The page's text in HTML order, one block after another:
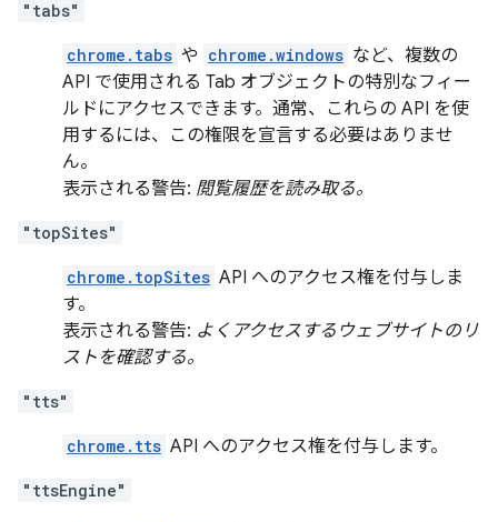
"tabs"
chrome.tabs や chrome.windows など、複数の
API で使用される Tab オブジェクトの特別なフィー
ルドにアクセスできます。通常、これらの API を使
用するには、この権限を宣言する必要はありませ
ん。
表示される警告: 閲覧履歴を読み取る。
"topSites"
chrome.topSites API へのアクセス権を付与しま
す。
表示される警告: よくアクセスするウェブサイトのリ
ストを確認する。
"tts"
chrome.tts API へのアクセス権を付与します。
"ttsEngine"